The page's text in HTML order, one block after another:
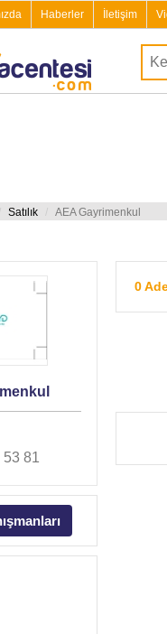
Haberler İletişim
Satılık AEA Gayrimenkul
53 81
0